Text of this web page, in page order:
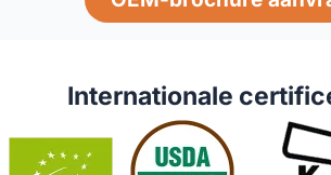
Internationale